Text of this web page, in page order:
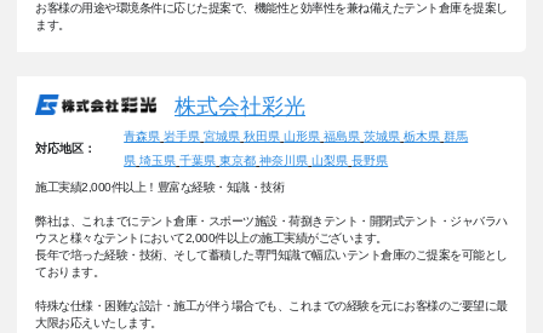
お客様の用途や環境条件に応じた提案で、機能性と効率性を兼ね備えたテント倉庫を提案し
ます。
株式会社彩光
施工実績2,000件以上！豊富な経験・知識・技術
弊社は、これまでにテント倉庫・スポーツ施設・荷捌きテント・開閉式テント・ジャバラハ
ウスと様々なテントにおいて2,000件以上の施工実績がございます。
長年で培った経験・技術、そして蓄積した専門知識で幅広いテント倉庫のご提案を可能とし
ております。
特殊な仕様・困難な設計・施工が伴う場合でも、これまでの経験を元にお客様のご要望に最
大限お応えいたします。
対応地区：
青森県 岩手県 宮城県 秋田県 山形県 福島県 茨城県 栃木県 群馬
県 埼玉県 千葉県 東京都 神奈川県 山梨県 長野県